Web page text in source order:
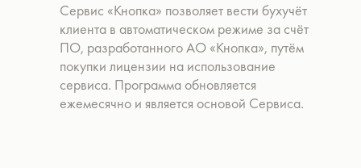
Сервис «Кнопка» позволяет вести бухучёт
клиента в автоматическом режиме за счёт
ПО, разработанного АО «Кнопка», путём
покупки лицензии на использование
сервиса. Программа обновляется
ежемесячно и является основой Сервиса.